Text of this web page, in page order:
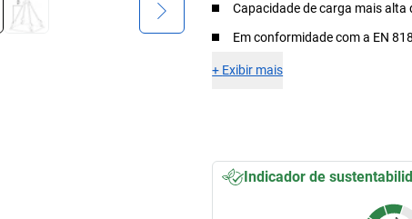
Capacidade de carga mais alta
Em conformidade com a EN
+ Exibir mais
Indicador de